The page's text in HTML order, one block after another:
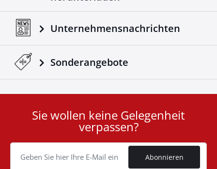
Unternehmensnachrichten
Sonderangebote
Cookie
Sie wollen keine Gelegenheit
verpassen?
Abonnieren